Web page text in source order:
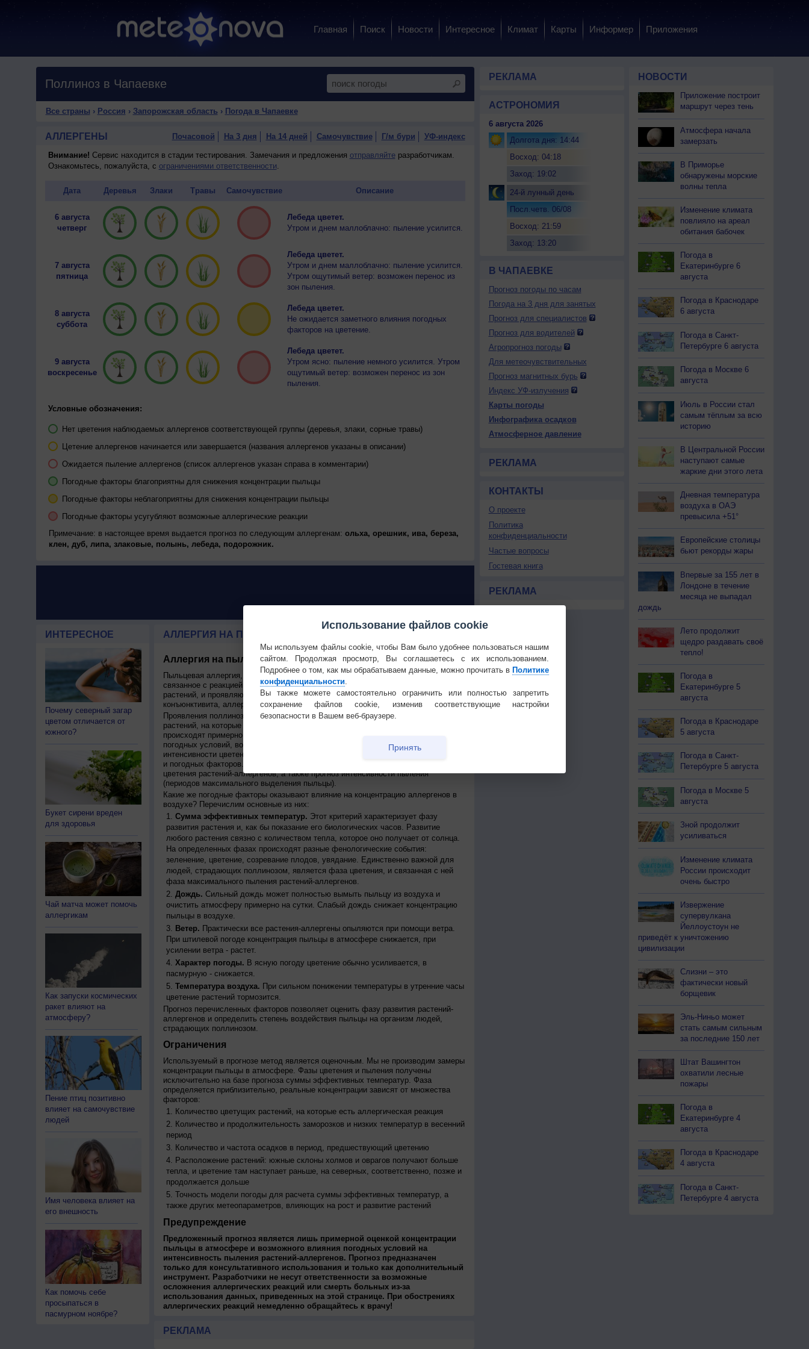
Главная Поиск Новости Интересное Климат Карты Информер Приложения
Поллиноз в Чапаевке
Все страны › Россия › Запорожская область › Погода в Чапаевке
АЛЛЕРГЕНЫ Почасовой На 3 дня На 14 дней Самочувствие Г/м бури УФ-индекс
Внимание! Сервис находится в стадии тестирования. Замечания и предложения отправляйтеразработчикам.
Ознакомьтесь, пожалуйста, с ограничениями ответственности.
Дата Деревья Злаки Травы Самочувствие Описание
6 августа
четверг
Лебеда цветет.
Утром и днем маллоблачно: пыление усилится.
7 августа
пятница
Лебеда цветет.
Утром и днем маллоблачно: пыление усилится.
Утром ощутимый ветер: возможен перенос из
зон пыления.
8 августа
суббота
Лебеда цветет.
Не ожидается заметного влияния погодных
факторов на цветение.
9 августа
воскресенье
Лебеда цветет.
Утром ясно: пыление немного усилится. Утром
ощутимый ветер: возможен перенос из зон
пыления.
Условные обозначения:
Нет цветения наблюдаемых аллергенов соответствующей группы (деревья, злаки, сорные травы)
Цетение аллергенов начинается или завершается (названия аллергенов указаны в описании)
Ожидается пыление аллергенов (список аллергенов указан справа в комментарии)
Погодные факторы благоприятны для снижения концентрации пыльцы
Погодные факторы неблагоприятны для снижения концентрации пыльцы
Погодные факторы усугубляют возможные аллергические реакции
Примечание: в настоящее время выдается прогноз по следующим аллергенам: ольха, орешник, ива, береза,
клен, дуб, липа, злаковые, полынь, лебеда, подорожник.
ИНТЕРЕСНОЕ
Почему северный загар
цветом отличается от
южного?
Букет сирени вреден
для здоровья
Чай матча может помочь
аллергикам
Как запуски космических
ракет влияют на
атмосферу?
Пение птиц позитивно
влияет на самочувствие
людей
Имя человека влияет на
его внешность
Как помочь себе
просыпаться в
пасмурном ноябре?
АЛЛЕРГИЯ НА ПЫЛЬЦУ РАСТЕНИЙ в Чапаевке
Аллергия на пыльцу, поллиноз: возможен ли прогноз?
Пыльцевая аллергия, или поллиноз - широко распространенное заболевание,
связанное с реакцией иммунной системой человека на пыльцу некоторых видов
растений, и проявляющаяся обычно в форме аллергического ринита и
конъюнктивита, аллергического кашля или даже астмы.
Проявления поллиноза строго приурочены к цветению определенного вида
растений, на которые у человека есть аллергическая реакция. Такие обострения
происходят примерно в одно и то же время каждый год, но, из-за влияния
погодных условий, возможно сдвиги сроков начала и конца, а также
интенсивности цветения на сроки от 7 до 14 дней из-за изменения климатических
и погодных факторов. Поэтому для аллергиков очень важна оперативная оценка
цветения растений-аллергенов, а также прогноз интенсивности пыления
(периодов максимального выделения пыльцы).
Какие же погодные факторы оказывают влияние на концентрацию аллергенов в
воздухе? Перечислим основные из них:
Сумма эффективных температур. Этот критерий характеризует фазу
развития растения и, как бы показание его биологических часов. Развитие
любого растения связно с количеством тепла, которое оно получает от солнца.
На определенных фазах происходят разные фенологические события:
зеленение, цветение, созревание плодов, увядание. Единственно важной для
людей, страдающих поллинозом, является фаза цветения, и связанная с ней
фаза максимального пыления растений-аллергенов.
Дождь. Сильный дождь может полностью вымыть пыльцу из воздуха и
очистить атмосферу примерно на сутки. Слабый дождь снижает концентрацию
пыльцы в воздухе.
Ветер. Практически все растения-аллергены опыляются при помощи ветра.
При штилевой погоде концентрация пыльцы в атмосфере снижается, при
усилении ветра - растет.
Характер погоды. В ясную погоду цветение обычно усиливается, в
пасмурную - снижается.
Температура воздуха. При сильном понижении температуры в утренние часы
цветение растений тормозится.
Прогноз перечисленных факторов позволяет оценить фазу развития растений-
аллергенов и определить степень воздействия пыльцы на организм людей,
страдающих поллинозом.
Ограничения
Используемый в прогнозе метод является оценочным. Мы не производим замеры
концентрации пыльцы в атмосфере. Фазы цветения и пыления получены
исключительно на базе прогноза суммы эффективных температур. Фаза
определяется приблизительно, реальные концентрации зависят от множества
факторов:
Количество цветущих растений, на которые есть аллергическая реакция
Количество и продолжительность заморозков и низких температур в весенний
период
Количество и частота осадков в период, предшествующий цветению
Расположение растений: южные склоны холмов и оврагов получают больше
тепла, и цветение там наступает раньше, на северных, соответственно, позже и
продолжается дольше
Точность модели погоды для расчета суммы эффективных температур, а
также других метеопараметров, влияющих на рост и развитие растений
Предупреждение
Предложенный прогноз является лишь примерной оценкой концентрации
пыльцы в атмосфере и возможного влияния погодных условий на
интенсивность пыления растений-аллергенов. Прогноз предназначен
только для консультативного использования и только как дополнительный
инструмент. Разработчики не несут ответственности за возможные
осложнения аллергических реакций или смерть больных из-за
использования данных, приведенных на этой странице. При обострениях
аллергических реакций немедленно обращайтесь к врачу!
РЕКЛАМА
РЕКЛАМА
АСТРОНОМИЯ
6 августа 2026
Долгота дня: 14:44
Восход: 04:18
Заход: 19:02
24-й лунный день
Посл.четв. 06/08
Восход: 21:59
Заход: 13:20
В ЧАПАЕВКЕ
Прогноз погоды по часам
Погода на 3 дня для занятых
Прогноз для специалистов
Прогноз для водителей
Агропрогноз погоды
Для метеочувствительных
Прогноз магнитных бурь
Индекс УФ-излучения
Карты погоды
Инфографика осадков
Атмосферное давление
РЕКЛАМА
КОНТАКТЫ
О проекте
Политика
конфиденциальности
Частые вопросы
Гостевая книга
РЕКЛАМА
НОВОСТИ
Приложение построит
маршрут через тень
Атмосфера начала
замерзать
В Приморье
обнаружены морские
волны тепла
Изменение климата
повлияло на ареал
обитания бабочек
Погода в
Екатеринбурге 6
августа
Погода в Краснодаре
6 августа
Погода в Санкт-
Петербурге 6 августа
Погода в Москве 6
августа
Июль в России стал
самым тёплым за всю
историю
В Центральной России
наступают самые
жаркие дни этого лета
Дневная температура
воздуха в ОАЭ
превысила +51°
Европейские столицы
бьют рекорды жары
Впервые за 155 лет в
Лондоне в течение
месяца не выпадал
дождь
Лето продолжит
щедро раздавать своё
тепло!
Погода в
Екатеринбурге 5
августа
Погода в Краснодаре
5 августа
Погода в Санкт-
Петербурге 5 августа
Погода в Москве 5
августа
Зной продолжит
усиливаться
Изменение климата
России происходит
очень быстро
Извержение
супервулкана
Йеллоустоун не
приведёт к уничтожению
цивилизации
Слизни – это
фактически новый
борщевик
Эль-Ниньо может
стать самым сильным
за последние 150 лет
Штат Вашингтон
охватили лесные
пожары
Погода в
Екатеринбурге 4
августа
Погода в Краснодаре
4 августа
Погода в Санкт-
Петербурге 4 августа
Использование файлов cookie
Мы используем файлы cookie, чтобы Вам было удобнее пользоваться нашим
сайтом. Продолжая просмотр, Вы соглашаетесь с их использованием.
Подробнее о том, как мы обрабатываем данные, можно прочитать в Политике
конфиденциальности
Вы также можете самостоятельно ограничить или полностью запретить
сохранение файлов cookie, изменив соответствующие настройки
безопасности в Вашем веб-браузере.
Принять